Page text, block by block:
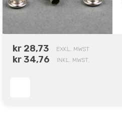
kr 28,73 EXKL. MWST
kr 34,76 INKL. MWST.